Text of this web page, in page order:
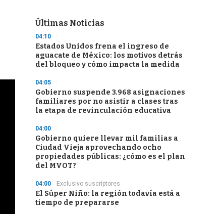
Últimas Noticias
04:10
Estados Unidos frena el ingreso de
aguacate de México: los motivos detrás
del bloqueo y cómo impacta la medida
04:05
Gobierno suspende 3.968 asignaciones
familiares por no asistir a clases tras
la etapa de revinculación educativa
04:00
Gobierno quiere llevar mil familias a
Ciudad Vieja aprovechando ocho
propiedades públicas: ¿cómo es el plan
del MVOT?
04:00 Exclusivo suscriptores
El Súper Niño: la región todavía está a
tiempo de prepararse